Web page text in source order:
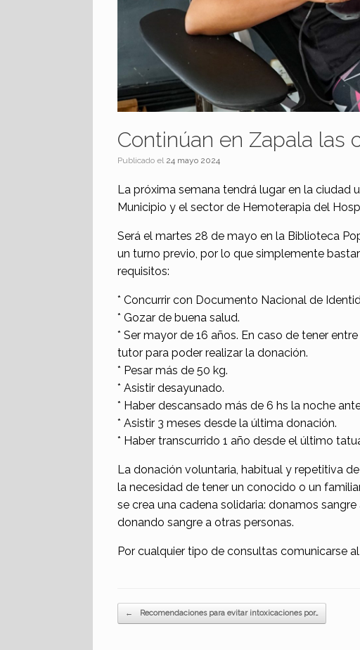
Continúan en Zapala las
Publicado el 24 mayo 2024
La próxima semana tendrá lugar en la ciudad
Municipio y el sector de Hemoterapia del
Será el martes 28 de mayo en la Biblioteca
un turno previo, por lo que simplemente
requisitos:
* Concurrir con Documento Nacional de
* Gozar de buena salud.
* Ser mayor de 16 años. En caso de tener
tutor para poder realizar la donación.
* Pesar más de 50 kg.
* Asistir desayunado.
* Haber descansado más de 6 hs la noche
* Asistir 3 meses desde la última donación.
* Haber transcurrido 1 año desde el último
La donación voluntaria, habitual y repetitiva
la necesidad de tener un conocido o un
se crea una cadena solidaria: donamos
donando sangre a otras personas.
Por cualquier tipo de consultas comunicarse
Navegador de artículos
← Recomendaciones para evitar intoxicaciones por…